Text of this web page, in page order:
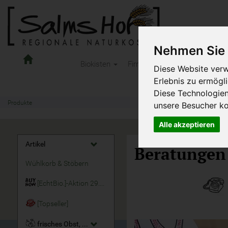
Nehmen
Diese Website
Erlebnis zu
Diese
unsere Besucher
Alle akzeptieren
Salms
Biokisten Firmen-Obst
Produkte
Artikel
Wühlkorb & Stöbern
[Topseller]
frisches Obst, Früchte & Nüsse